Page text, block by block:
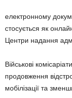
електронному
стосується як
Центри надання
Військові
продовження
мобілізації та